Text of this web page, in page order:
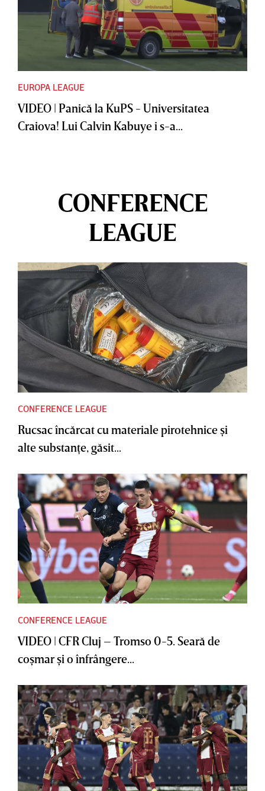
EUROPA LEAGUE
VIDEO | Panică la KuPS - Universitatea
Craiova! Lui Calvin Kabuye i s-a...
CONFERENCE
LEAGUE
CONFERENCE LEAGUE
Rucsac încărcat cu materiale pirotehnice şi
alte substanţe, găsit...
CONFERENCE LEAGUE
VIDEO | CFR Cluj – Tromso 0-5. Seară de
coşmar şi o înfrângere...